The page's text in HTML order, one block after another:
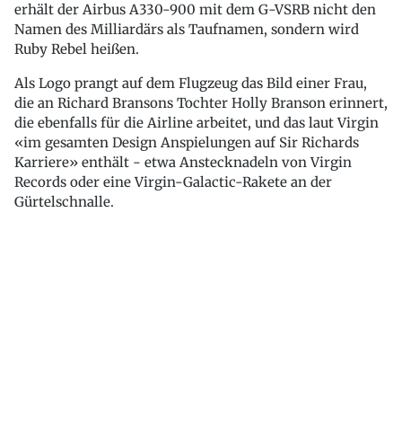
erhält der Airbus A330-900 mit dem G-VSRB nicht den
Namen des Milliardärs als Taufnamen, sondern wird
Ruby Rebel heißen.
Als Logo prangt auf dem Flugzeug das Bild einer Frau,
die an Richard Bransons Tochter Holly Branson erinnert,
die ebenfalls für die Airline arbeitet, und das laut Virgin
«im gesamten Design Anspielungen auf Sir Richards
Karriere» enthält - etwa Anstecknadeln von Virgin
Records oder eine Virgin-Galactic-Rakete an der
Gürtelschnalle.